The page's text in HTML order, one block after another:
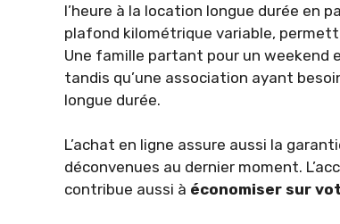
l’heure à la location longue durée en
plafond kilométrique variable,
Une famille partant pour un weekend
tandis qu’une association ayant
longue durée.
L’achat en ligne assure aussi la
déconvenues au dernier moment.
contribue aussi à économiser sur